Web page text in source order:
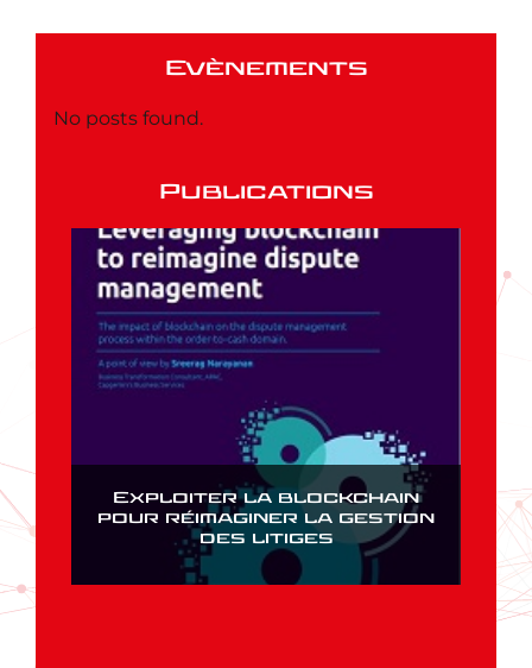
Evènements
No posts found.
Publications
Exploiter la blockchain
pour réimaginer la gestion
des litiges